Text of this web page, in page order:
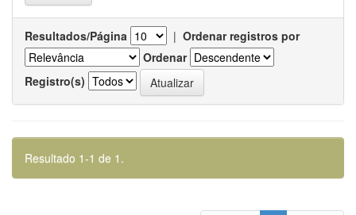
Resultados/Página | Ordenar registros por
Ordenar
Registro(s)
Resultado 1-1 de 1.